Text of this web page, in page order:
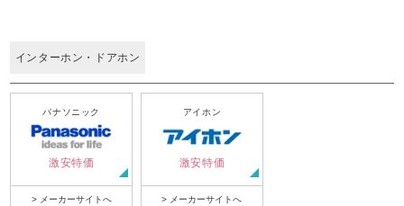
インターホン・ドアホン
パナソニック
激安特価
> メーカーサイトへ
アイホン
激安特価
> メーカーサイトへ